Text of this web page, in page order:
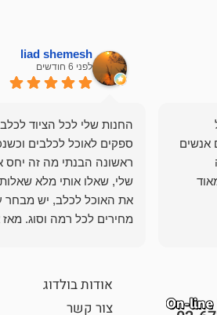
אנשים
liad shemesh
לפני 6 חודשים
החנות שלי לכל הציוד
ספקים לאוכל לכלבים
ראשונה הבנתי מה זה יחס
שלי, שאלו אותי מלא
את האוכל לכלב, יש מבחר
מחירים לכל רמה וסוג.
אודות בולדוג
צור קשר